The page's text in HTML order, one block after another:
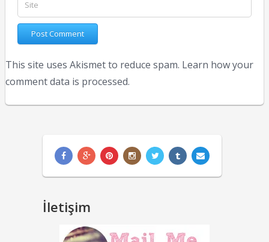
This site uses Akismet to reduce spam. Learn how your
comment data is processed.
İletişim